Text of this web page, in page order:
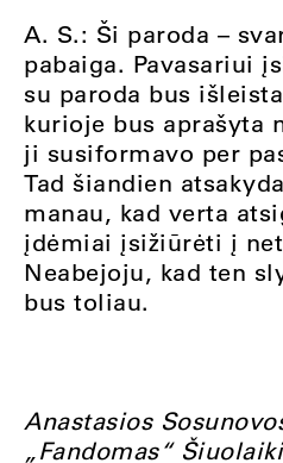
A. S.: Ši paroda –
pabaiga. Pavasariui
su paroda bus
kurioje bus aprašyta
ji susiformavo per
Tad šiandien
manau, kad verta
įdėmiai įsižiūrėti į
Neabejoju, kad ten
bus toliau.
Anastasios
„Fandomas“